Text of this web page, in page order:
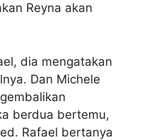
Reyna akan
dia mengatakan
Dan Michele
berdua bertemu,
Rafael bertanya